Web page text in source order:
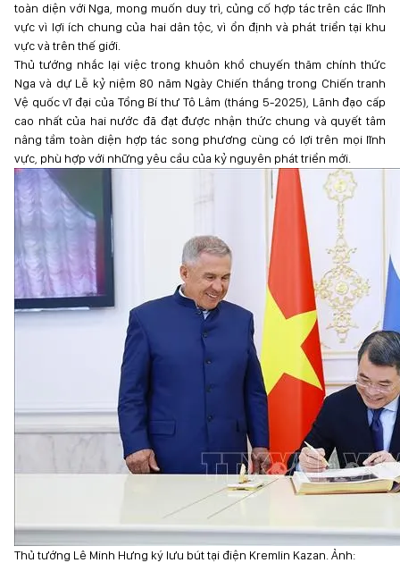
toàn diện với Nga, mong muốn duy trì, củng cố hợp tác trên các lĩnh
vực vì lợi ích chung của hai dân tộc, vì ổn định và phát triển tại khu
vực và trên thế giới.
Thủ tướng nhắc lại việc trong khuôn khổ chuyến thăm chính thức
Nga và dự Lễ kỷ niệm 80 năm Ngày Chiến thắng trong Chiến tranh
Vệ quốc vĩ đại của Tổng Bí thư Tô Lâm (tháng 5-2025), Lãnh đạo cấp
cao nhất của hai nước đã đạt được nhận thức chung và quyết tâm
nâng tầm toàn diện hợp tác song phương cùng có lợi trên mọi lĩnh
vực, phù hợp với những yêu cầu của kỷ nguyên phát triển mới.
Thủ tướng Lê Minh Hưng ký lưu bút tại điện Kremlin Kazan. Ảnh: